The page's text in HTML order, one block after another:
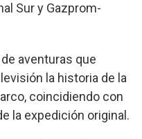
Sur y Gazprom-
aventuras que
la historia de la
coincidiendo con
la expedición original.